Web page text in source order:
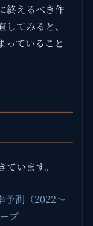
終えるべき作
てみると、
っていること
います。
予測（2022～
プ